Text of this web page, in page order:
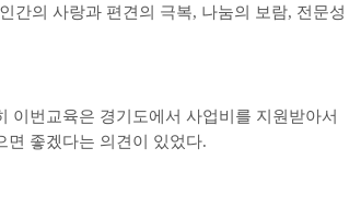
간의 사랑과 편견의 극복, 나눔의 보람, 전문성
이번교육은 경기도에서 사업비를 지원받아서
면 좋겠다는 의견이 있었다.